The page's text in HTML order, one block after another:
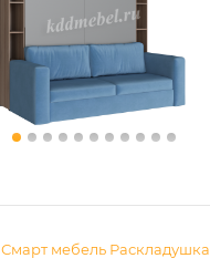
Смарт мебель Раскладушка